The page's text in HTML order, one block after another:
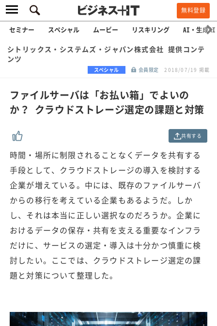
無料登録
セミナー スペシャル ムービー リスキリング AI・生成AI
シトリックス・システムズ・ジャパン株式会社 提供コンテ
ンツ
スペシャル 会員限定 2018/07/19 掲載
ファイルサーバは「お払い箱」でよいの
か？ クラウドストレージ選定の課題と対策
共有する
時間・場所に制限されることなくデータを共有する
手段として、クラウドストレージの導入を検討する
企業が増えている。中には、既存のファイルサーバ
からの移行を考えている企業もあるようだ。しか
し、それは本当に正しい選択なのだろうか。企業に
おけるデータの保存・共有を支える重要なインフラ
だけに、サービスの選定・導入は十分かつ慎重に検
討したい。ここでは、クラウドストレージ選定の課
題と対策について整理した。